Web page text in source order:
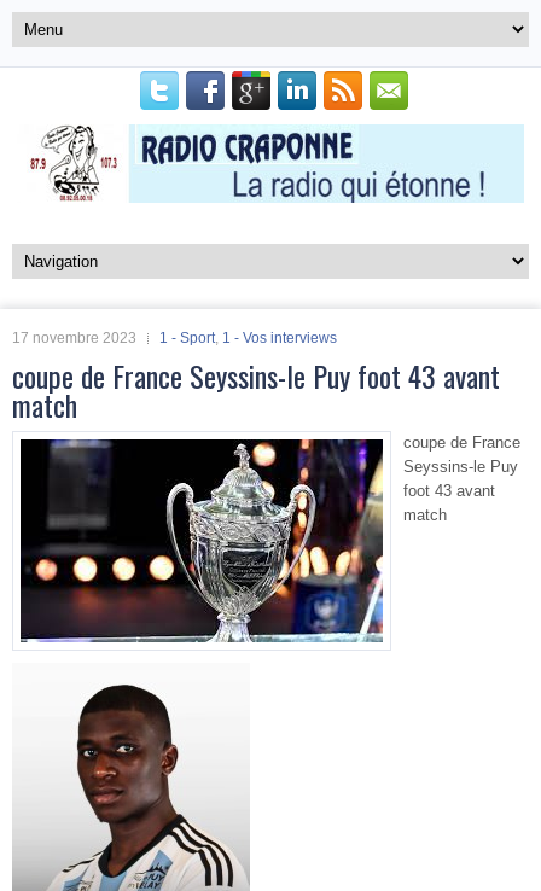
17 novembre 2023 1 - Sport, 1 - Vos interviews
coupe de France Seyssins-le Puy foot 43 avant
match
coupe de France
Seyssins-le Puy
foot 43 avant
match